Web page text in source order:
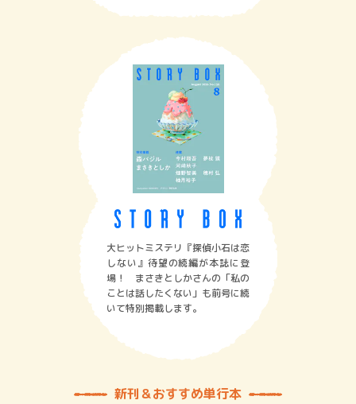
大ヒットミステリ『探偵小石は恋
しない』待望の続編が本誌に登
場！ まさきとしかさんの「私の
ことは話したくない」も前号に続
いて特別掲載します。
新刊＆おすすめ単行本